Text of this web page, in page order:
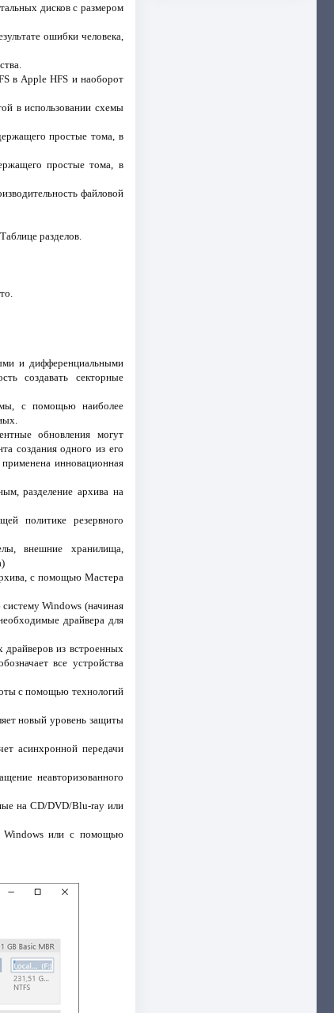
дисков с размером
ошибки человека,
в Apple HFS и наоборот
в использовании схемы
простые тома, в
простые тома, в
файловой
разделов.
и дифференциальными
создавать секторные
с помощью наиболее
обновления могут
создания одного из его
инновационная
разделение архива на
политике резервного
внешние хранилища,
с помощью Мастера
Windows (начиная
драйвера для
из встроенных
все устройства
с помощью технологий
новый уровень защиты
асинхронной передачи
неавторизованного
на CD/DVD/Blu-ray или
Windows или с помощью